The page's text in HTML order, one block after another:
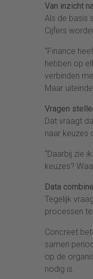
Van inzicht
Als de basis
Cijfers
“Finance
hebben op
verbinden
Maar
Vragen
Dat vraagt
naar keuzes
“Daarbij zie
keuzes?
Data
Tegelijk
processen
Concreet
samen
op de
nodig is.